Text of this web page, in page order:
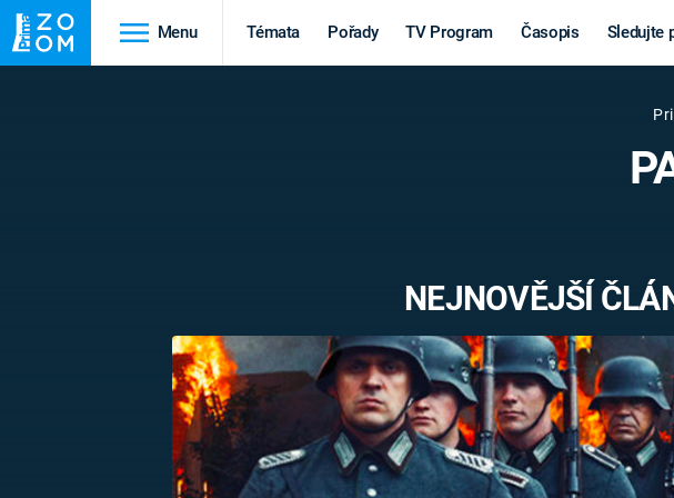
Menu Témata Pořady TV Program Časopis Sledujte
STAROVĚKÝ EGYPT MARS
Výročí
NEJNOVĚJŠÍ